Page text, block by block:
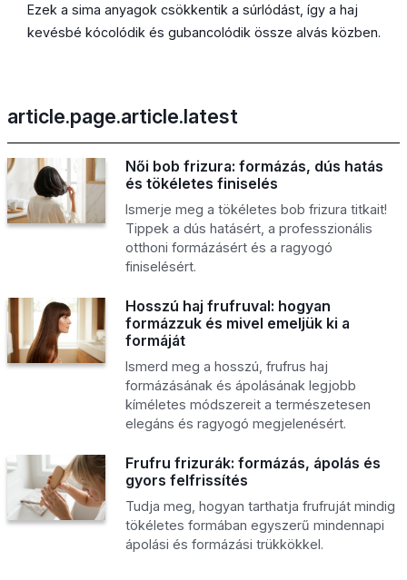
Ezek a sima anyagok csökkentik a súrlódást, így a haj
kevésbé kócolódik és gubancolódik össze alvás közben.
article.page.article.latest
Női bob frizura: formázás, dús hatás
és tökéletes finiselés
Ismerje meg a tökéletes bob frizura titkait!
Tippek a dús hatásért, a professzionális
otthoni formázásért és a ragyogó
finiselésért.
Hosszú haj frufruval: hogyan
formázzuk és mivel emeljük ki a
formáját
Ismerd meg a hosszú, frufrus haj
formázásának és ápolásának legjobb
kíméletes módszereit a természetesen
elegáns és ragyogó megjelenésért.
Frufru frizurák: formázás, ápolás és
gyors felfrissítés
Tudja meg, hogyan tarthatja frufruját mindig
tökéletes formában egyszerű mindennapi
ápolási és formázási trükkökkel.